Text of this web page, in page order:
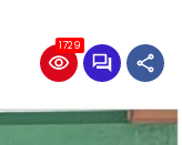
1729